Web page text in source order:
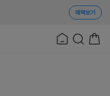
혜택보기